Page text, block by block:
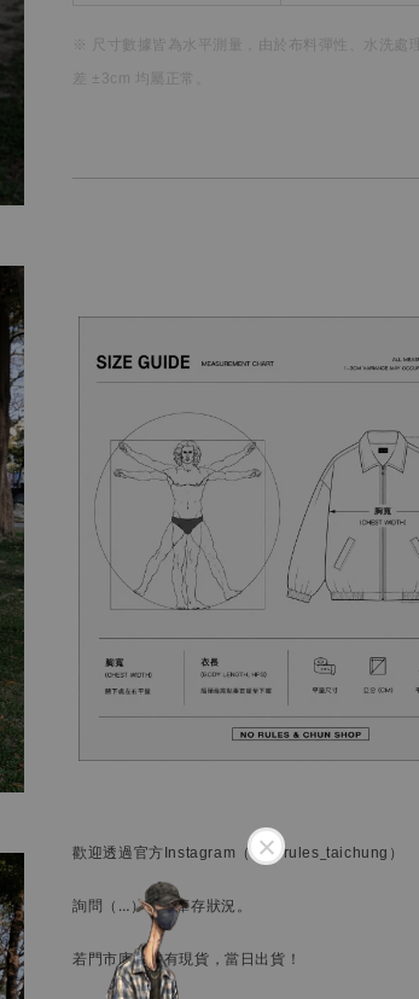
※ 尺寸數據皆為水平測量， 由於布料彈性、水洗處
差 ±3cm 均屬正常。
歡迎透過官方Instagram （@norules_taichung）
詢問 （…）了解庫存狀況。
若門市庫存備有現貨，當日出貨！